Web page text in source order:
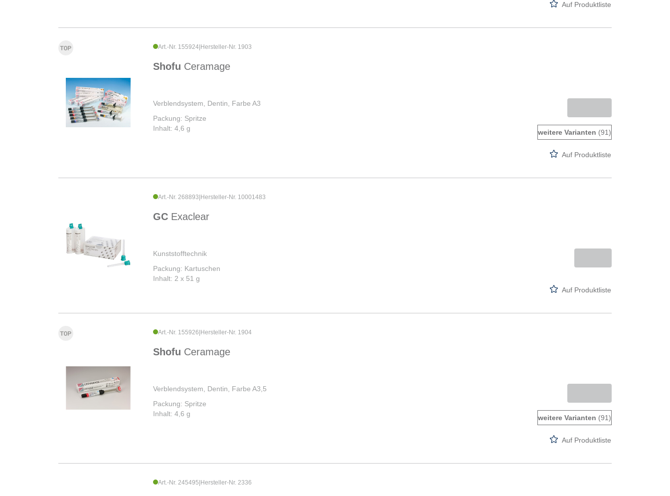
Auf Produktliste
Art.-Nr. 155924 Hersteller-Nr. 1903
Shofu Ceramage
Verblendsystem, Dentin, Farbe A3
Packung: Spritze
Inhalt: 4,6 g
weitere Varianten (91)
Auf Produktliste
Art.-Nr. 268893 Hersteller-Nr. 10001483
GC Exaclear
Kunststofftechnik
Packung: Kartuschen
Inhalt: 2 x 51 g
Auf Produktliste
Art.-Nr. 155926 Hersteller-Nr. 1904
Shofu Ceramage
Verblendsystem, Dentin, Farbe A3,5
Packung: Spritze
Inhalt: 4,6 g
weitere Varianten (91)
Auf Produktliste
Art.-Nr. 245495 Hersteller-Nr. 2336